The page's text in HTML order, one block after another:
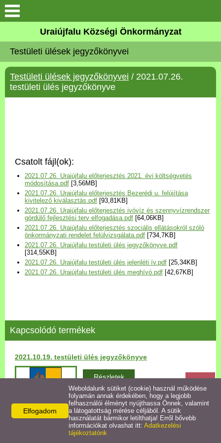
Köszöntő
Elérhetőségek
Uraiújfalu
Választási információk
Versenyképes Járások
Program
Települési Arculati
Kézikönyv
Hírek
Önkormányzati konyha
Egyéb szolgáltatások
Egészségügyi ellátás
Uraiújfalu Sportegyesület
Uraiújfalu Községi Önkormányzat
Testületi ülések jegyzőkönyvei
Testületi ülések jegyzőkönyvei / 2021.07.26.
testületi ülés jegyzőkönyve
Csatolt fájl(ok):
2021.07.26. Uraiújfalu előterjesztés 2021. évi költségvetés
módosítása.pdf [3,56MB]
2021.07.26. Uraiújfalu előterjesztés Bezerédi u. felújítása
kivitelező kiválasztás.pdf [93,81KB]
2021.07.26. Uraiújfalu előterjesztés ivóvíz és szennyvízrendszer
gördülő fejlesztési terv elfogadása.pdf [64,06KB]
2021.07.26. Uraiújfalu előterjesztés szociális ellátásokról szóló
önkormányzati rendelet felülvizsgálata.pdf [734,7KB]
2021.07.26. Uraiújfalu testületi ülés jegyzőkönyve.pdf
[314,55KB]
2021.07.26. Uraiújfalu testületi ülés jelenléti ív.pdf [25,34KB]
2021.07.26. Uraiújfalu testületi ülés meghívó.pdf [42,67KB]
Kapcsolódó termékek
2021.10.19. testületi ülés jegyzőkönyve
Részletek
Vissza az előző oldalra!
Elfogadom
Weboldalunk sütiket (cookie) használ működése
folyamán annak érdekében, hogy a legjobb
felhasználói élményt nyújthassa Önnek, valamint
a látogatottság mérése céljából. A sütik
használatát bármikor letilthatja! Erről bővebb
információkat olvashat itt: Adatkezelési
tájékoztatónk